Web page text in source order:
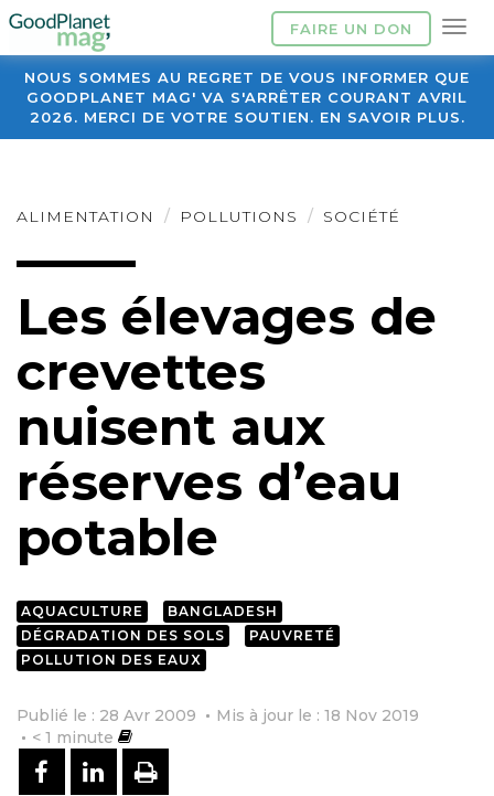
FAIRE UN DON
NOUS SOMMES AU REGRET DE VOUS INFORMER QUE
GOODPLANET MAG' VA S'ARRÊTER COURANT AVRIL
2026. MERCI DE VOTRE SOUTIEN. EN SAVOIR PLUS.
ALIMENTATION POLLUTIONS SOCIÉTÉ
Les élevages de
crevettes
nuisent aux
réserves d’eau
potable
AQUACULTURE
BANGLADESH
DÉGRADATION DES SOLS
PAUVRETÉ
POLLUTION DES EAUX
Publié le : 28 Avr 2009
Mis à jour le : 18 Nov 2019
< 1 minute
PARTAGER SUR FACEBOOK
PARTAGER SUR LINKEDIN
IMPRIMER